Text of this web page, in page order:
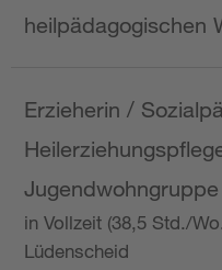
heilpädagogischen
Erzieherin /
Jugendwohngruppe
in Vollzeit (38,5 Std./
Lüdenscheid